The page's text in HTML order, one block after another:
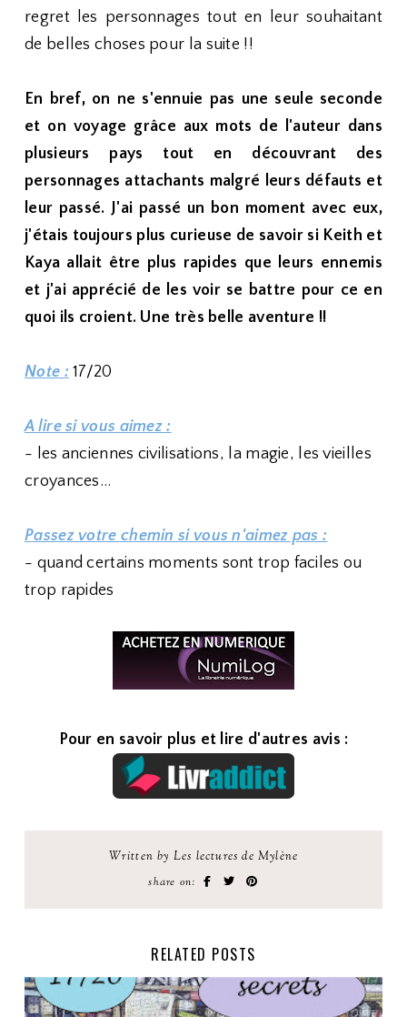
regret les personnages tout en leur souhaitant
de belles choses pour la suite !!
En bref, on ne s'ennuie pas une seule seconde
et on voyage grâce aux mots de l'auteur dans
plusieurs pays tout en découvrant des
personnages attachants malgré leurs défauts et
leur passé. J'ai passé un bon moment avec eux,
j'étais toujours plus curieuse de savoir si Keith et
Kaya allait être plus rapides que leurs ennemis
et j'ai apprécié de les voir se battre pour ce en
quoi ils croient. Une très belle aventure !!
Note : 17/20
A lire si vous aimez :
- les anciennes civilisations, la magie, les vieilles
croyances...
Passez votre chemin si vous n'aimez pas :
- quand certains moments sont trop faciles ou
trop rapides
Pour en savoir plus et lire d'autres avis :
Written by Les lectures de Mylène
share on:
RELATED POSTS